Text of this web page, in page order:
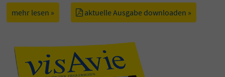
mehr lesen » aktuelle Ausgabe downloaden »